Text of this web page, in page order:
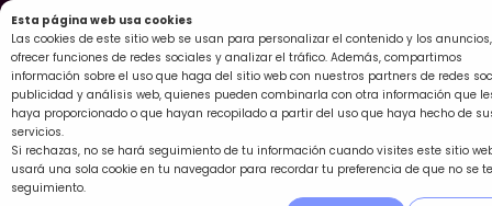
Esta página web usa cookies
Las cookies de este sitio web se usan para personalizar el contenido y los anuncios,
ofrecer funciones de redes sociales y analizar el tráfico. Además, compartimos
información sobre el uso que haga del sitio web con nuestros partners de redes
publicidad y análisis web, quienes pueden combinarla con otra información que
haya proporcionado o que hayan recopilado a partir del uso que haya hecho de
servicios.
Si rechazas, no se hará seguimiento de tu información cuando visites este sitio
usará una sola cookie en tu navegador para recordar tu preferencia de que no se
seguimiento.
Ir
al
contenido